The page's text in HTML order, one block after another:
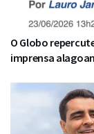
O Globo
imprensa